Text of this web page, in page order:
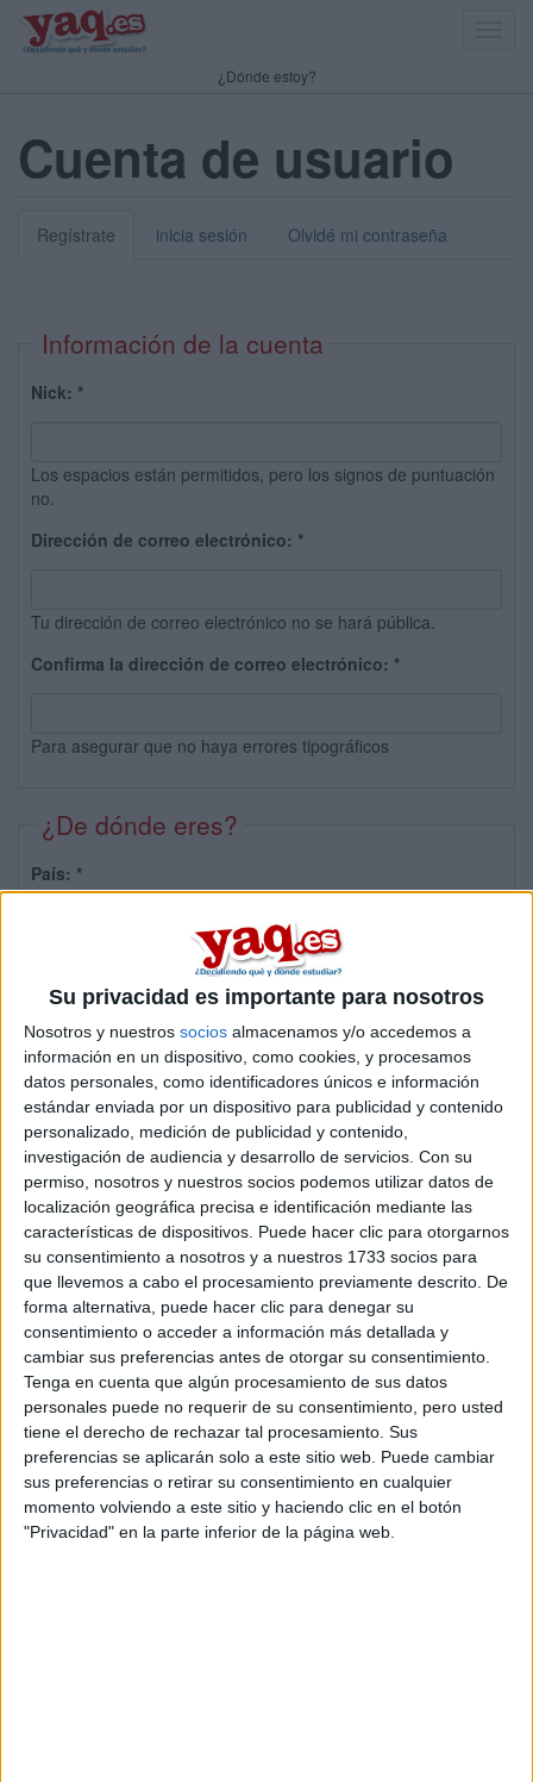
Su privacidad es importante para nosotros
Nosotros y nuestros socios almacenamos y/o accedemos a
información en un dispositivo, como cookies, y procesamos
datos personales, como identificadores únicos e información
estándar enviada por un dispositivo para publicidad y contenido
personalizado, medición de publicidad y contenido,
investigación de audiencia y desarrollo de servicios. Con su
permiso, nosotros y nuestros socios podemos utilizar datos de
localización geográfica precisa e identificación mediante las
características de dispositivos. Puede hacer clic para otorgarnos
su consentimiento a nosotros y a nuestros 1733 socios para
que llevemos a cabo el procesamiento previamente descrito. De
forma alternativa, puede hacer clic para denegar su
consentimiento o acceder a información más detallada y
cambiar sus preferencias antes de otorgar su consentimiento.
Tenga en cuenta que algún procesamiento de sus datos
personales puede no requerir de su consentimiento, pero usted
tiene el derecho de rechazar tal procesamiento. Sus
preferencias se aplicarán solo a este sitio web. Puede cambiar
sus preferencias o retirar su consentimiento en cualquier
momento volviendo a este sitio y haciendo clic en el botón
"Privacidad" en la parte inferior de la página web.
¿Dónde estoy?
Cuenta de usuario
Regístrate inicia sesión Olvidé mi contraseña
Información de la cuenta
Nick: *
Los espacios están permitidos, pero los signos de puntuación
no.
Dirección de correo electrónico: *
Tu dirección de correo electrónico no se hará pública.
Confirma la dirección de correo electrónico: *
Para asegurar que no haya errores tipográficos
¿De dónde eres?
País: *
Sobre ti
Soy:*
Chico
Chica
¿En qué año terminas (o terminaste) bachillerato o FP?
Soy estudiante de:*
Términos y Condiciones de Uso
Aceptolos Términos y Condicionesde uso*